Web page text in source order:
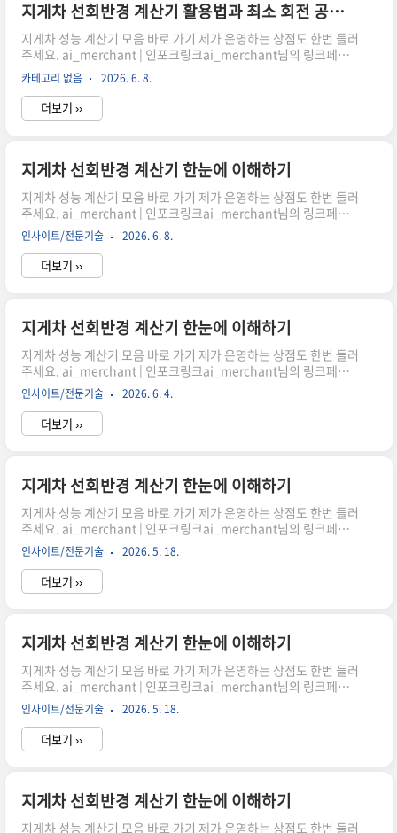
시어, 주문하시면 저에게 많은 도움이 됩니다. 감사합니다."이 포스
팅은 쿠팡 파트너스 활동의 일환으로, 이에 따른 일정액의 수수료를
제공받습니다." 지게차를 실제로 운..
지게차 선회반경 계산기 활용법과 최소 회전 공간 확인하기
지게차 성능 계산기 모음 바로 가기 제가 운영하는 상점도 한번 들러
주세요. ai_merchant | 인포크링크ai_merchant님의 링크페이
지를 구경해보세요 👀link.inpock.co.kr 휠베이스와 조향각으로
보는 지게차 회전 공간 계산지게차 작업에서 중요한 요소 중 하나는
얼마나 좁은 공간에서도 안정적으로 회전할 수 있는지 확인하는 일
입니다. 이번 글에서는 지게차 선회반경 계산기가 어떤 방식으로 활
펴봐야 하는지 정리해드립니다.지게차 선회반경 계산기가 필요한
이유지게차는 단순히 앞으로 이동하는 장비가 아닙니다. 창고 안 통
로를 돌고, 적재 구역에서 방향을 바꾸고..
카테고리 없음 2026. 6. 8.
더보기 ››
지게차 선회반경 계산기 한눈에 이해하기
지게차 성능 계산기 모음 바로 가기 제가 운영하는 상점도 한번 들러
주세요. ai_merchant | 인포크링크ai_merchant님의 링크페이
지를 구경해보세요 👀link.inpock.co.kr 최소 회전 공간 어떻게 계
산할까?지게차 작업 시 가장 중요한 요소 중 하나는 바로 회전 공간
입니다. 좁은 창고나 물류 현장에서 효율적으로 움직이기 위해서는
정확한 선회반경 계산이 필수입니다. 이 글에서는 휠베이스와 조향
시어, 주문하시면 저에게 많은 도움이 됩니다. 감사합니다."이 포스
팅은 쿠팡 파트너스 활동의 일환으로, 이에 따른 일정액의 수수료를
제공받습니다." 지게차를 실제로 운..
인사이트/전문기술 2026. 6. 8.
더보기 ››
지게차 선회반경 계산기 한눈에 이해하기
지게차 성능 계산기 모음 바로 가기 제가 운영하는 상점도 한번 들러
주세요. ai_merchant | 인포크링크ai_merchant님의 링크페이
지를 구경해보세요 👀link.inpock.co.kr 최소 회전 공간 어떻게 계
산할까?지게차 작업 시 가장 중요한 요소 중 하나는 바로 회전 공간
입니다. 좁은 창고나 물류 현장에서 효율적으로 움직이기 위해서는
정확한 선회반경 계산이 필수입니다. 이 글에서는 휠베이스와 조향
시어, 주문하시면 저에게 많은 도움이 됩니다. 감사합니다."이 포스
팅은 쿠팡 파트너스 활동의 일환으로, 이에 따른 일정액의 수수료를
제공받습니다." 지게차를 실제로 운..
인사이트/전문기술 2026. 6. 4.
더보기 ››
지게차 선회반경 계산기 한눈에 이해하기
지게차 성능 계산기 모음 바로 가기 제가 운영하는 상점도 한번 들러
주세요. ai_merchant | 인포크링크ai_merchant님의 링크페이
지를 구경해보세요 👀link.inpock.co.kr 최소 회전 공간 어떻게 계
산할까?지게차 작업 시 가장 중요한 요소 중 하나는 바로 회전 공간
입니다. 좁은 창고나 물류 현장에서 효율적으로 움직이기 위해서는
정확한 선회반경 계산이 필수입니다. 이 글에서는 휠베이스와 조향
시어, 주문하시면 저에게 많은 도움이 됩니다. 감사합니다."이 포스
팅은 쿠팡 파트너스 활동의 일환으로, 이에 따른 일정액의 수수료를
제공받습니다." 지게차를 실제로 운..
인사이트/전문기술 2026. 5. 18.
더보기 ››
지게차 선회반경 계산기 한눈에 이해하기
지게차 성능 계산기 모음 바로 가기 제가 운영하는 상점도 한번 들러
주세요. ai_merchant | 인포크링크ai_merchant님의 링크페이
지를 구경해보세요 👀link.inpock.co.kr 최소 회전 공간 어떻게 계
산할까?지게차 작업 시 가장 중요한 요소 중 하나는 바로 회전 공간
입니다. 좁은 창고나 물류 현장에서 효율적으로 움직이기 위해서는
정확한 선회반경 계산이 필수입니다. 이 글에서는 휠베이스와 조향
시어, 주문하시면 저에게 많은 도움이 됩니다. 감사합니다."이 포스
팅은 쿠팡 파트너스 활동의 일환으로, 이에 따른 일정액의 수수료를
인사이트/전문기술 2026. 5. 18.
더보기 ››
지게차 선회반경 계산기 한눈에 이해하기
지게차 성능 계산기 모음 바로 가기 제가 운영하는 상점도 한번 들러